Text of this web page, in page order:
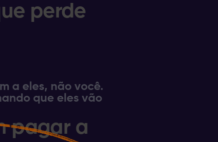
perde
a eles, não você.
que eles vão
pagar a